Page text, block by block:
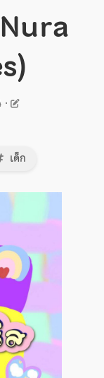
•
เด็ก